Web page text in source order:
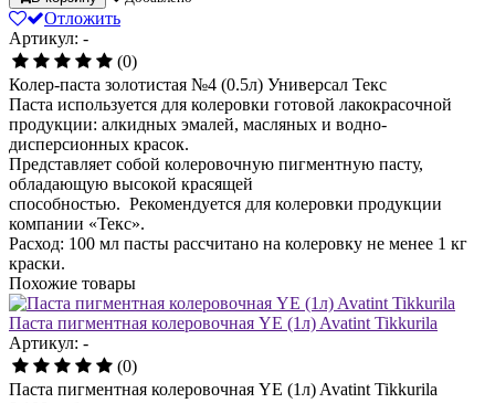
Отложить
Артикул: -
(0)
Колер-паста золотистая №4 (0.5л) Универсал Текс
Паста используется для колеровки готовой лакокрасочной
продукции: алкидных эмалей, масляных и водно-
дисперсионных красок.
Представляет собой колеровочную пигментную пасту,
обладающую высокой красящей
способностью. Рекомендуется для колеровки продукции
компании «Текс».
Расход: 100 мл пасты рассчитано на колеровку не менее 1 кг
краски.
Похожие товары
Паста пигментная колеровочная YE (1л) Avatint Tikkurila
Артикул: -
(0)
Паста пигментная колеровочная YE (1л) Avatint Tikkurila